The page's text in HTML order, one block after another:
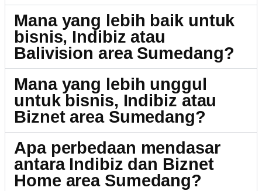
Mana yang lebih baik untuk
bisnis, Indibiz atau
Balivision area Sumedang?
Mana yang lebih unggul
untuk bisnis, Indibiz atau
Biznet area Sumedang?
Apa perbedaan mendasar
antara Indibiz dan Biznet
Home area Sumedang?